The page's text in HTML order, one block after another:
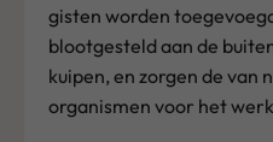
gisten worden
blootgesteld aan de
kuipen, en zorgen de van
organismen voor het